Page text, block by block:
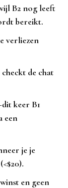
B2 nog leeft
bereikt.
verliezen
de chat
keer B1
een
je je
en geen